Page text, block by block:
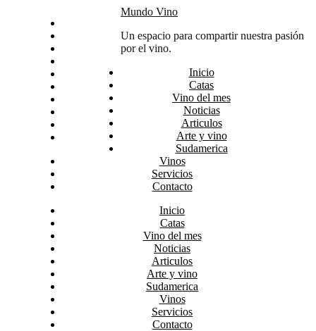
Arte y vino
Sudamerica
Mundo Vino
Un espacio para compartir nuestra pasión
por el vino.
Inicio
Catas
Vino del mes
Noticias
Articulos
Arte y vino
Sudamerica
Vinos
Servicios
Contacto
Inicio
Catas
Vino del mes
Noticias
Articulos
Arte y vino
Sudamerica
Vinos
Servicios
Contacto